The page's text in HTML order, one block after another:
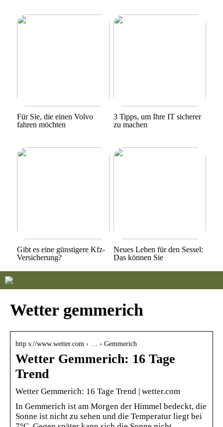
Für Sie, die einen Volvo
fahren möchten
3 Tipps, um Ihre IT sicherer
zu machen
Gibt es eine günstigere Kfz-
Versicherung?
Neues Leben für den Sessel:
Das können Sie
Wetter gemmerich
http s://www.wetter.com › … › Gemmerich
Wetter Gemmerich: 16 Tage
Trend
Wetter Gemmerich: 16 Tage Trend | wetter.com
In Gemmerich ist am Morgen der Himmel bedeckt, die
Sonne ist nicht zu sehen und die Temperatur liegt bei